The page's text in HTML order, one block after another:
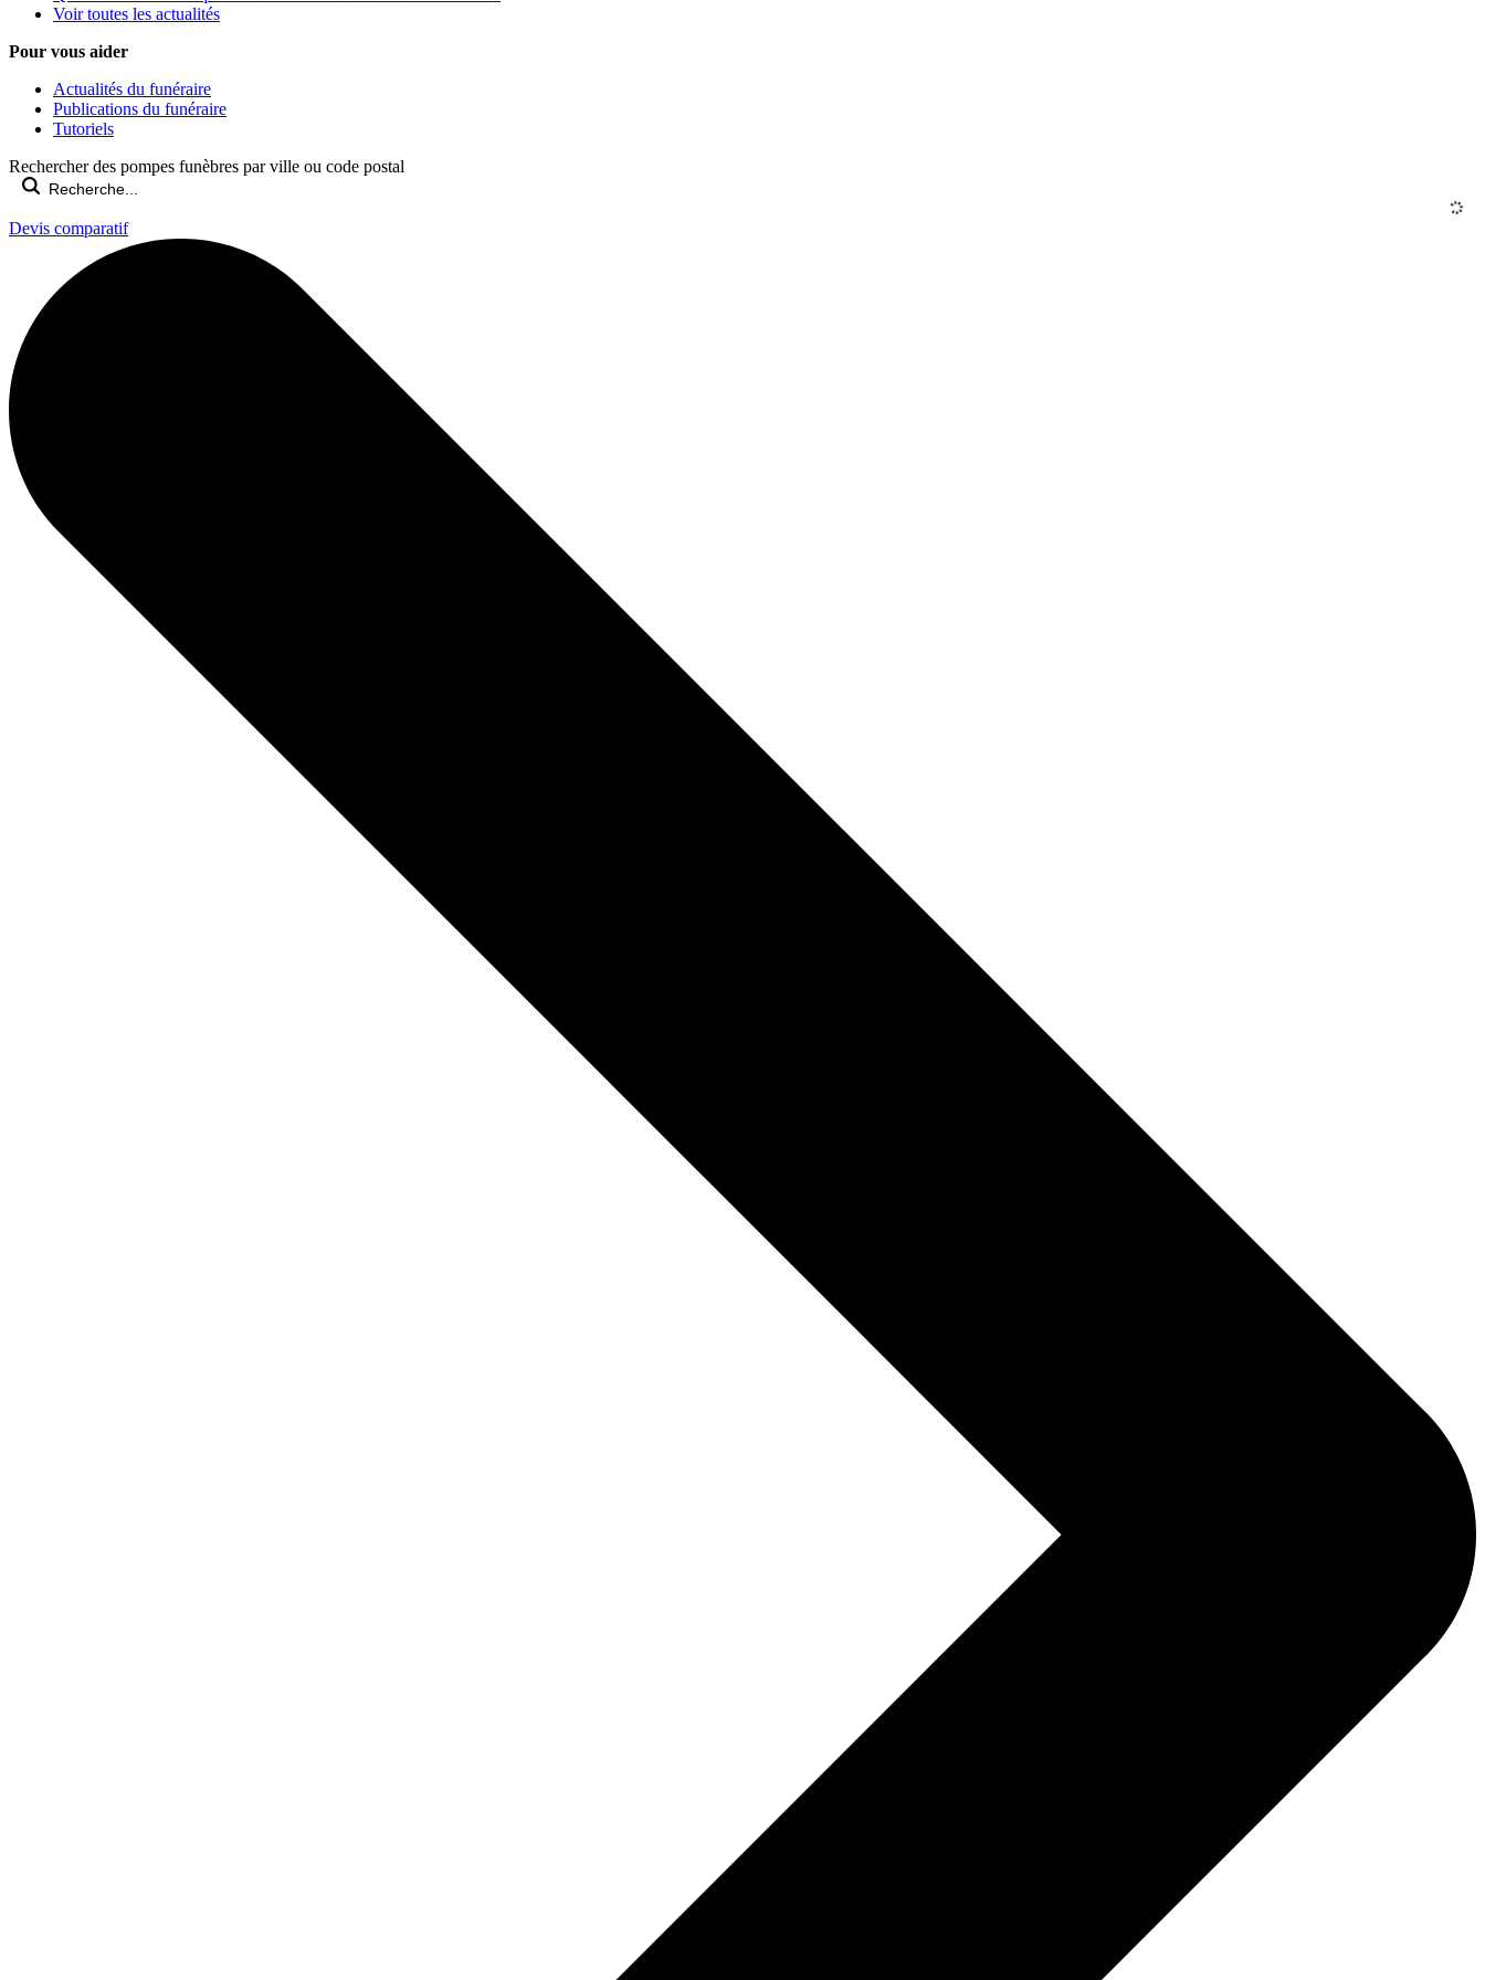
Voir toutes les actualités
Pour vous aider
Actualités du funéraire
Publications du funéraire
Tutoriels
Rechercher des pompes funèbres par ville ou code postal
Devis comparatif